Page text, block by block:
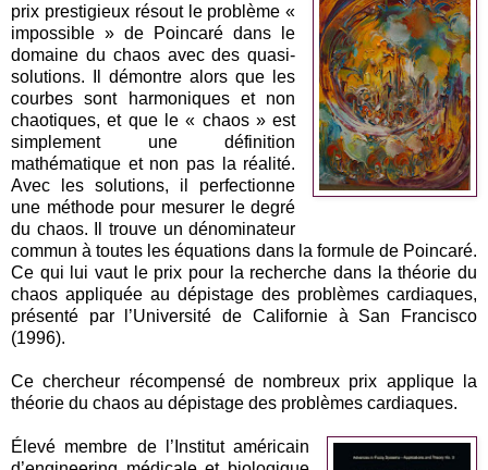
prix prestigieux résout le problème «
impossible » de Poincaré dans le
domaine du chaos avec des quasi-
solutions. Il démontre alors que les
courbes sont harmoniques et non
chaotiques, et que le « chaos » est
simplement une définition
mathématique et non pas la réalité.
Avec les solutions, il perfectionne
une méthode pour mesurer le degré
du chaos. Il trouve un dénominateur
commun à toutes les équations dans la formule de Poincaré.
Ce qui lui vaut le prix pour la recherche dans la théorie du
chaos appliquée au dépistage des problèmes cardiaques,
présenté par l’Université de Californie à San Francisco
(1996).
Ce chercheur récompensé de nombreux prix applique la
théorie du chaos au dépistage des problèmes cardiaques.
Élevé membre de l’Institut américain